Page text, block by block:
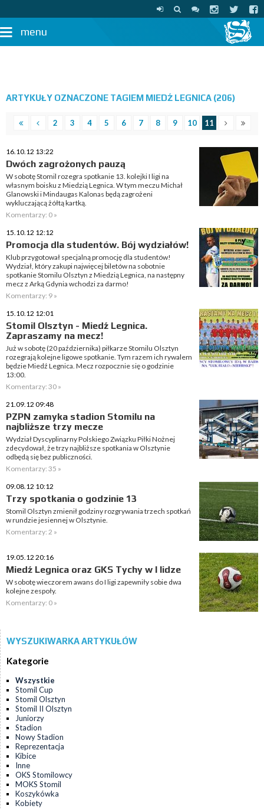
menu
ARTYKUŁY OZNACZONE TAGIEM MIEDŹ LEGNICA (206)
2 3 4 5 6 7 8 9 10 11
16.10.12 13:22
Dwóch zagrożonych pauzą
W sobotę Stomil rozegra spotkanie 13. kolejki I ligi na
własnym boisku z Miedzią Legnica. W tym meczu Michał
Glanowski i Mindaugas Kalonas będą zagrożeni
wykluczającą żółtą kartką.
Komentarzy: 0 »
15.10.12 12:12
Promocja dla studentów. Bój wydziałów!
Klub przygotował specjalną promocję dla studentów!
Wydział, który zakupi najwięcej biletów na sobotnie
spotkanie Stomilu Olsztyn z Miedzią Legnica, na następny
mecz z Arką Gdynia wchodzi za darmo!
Komentarzy: 9 »
15.10.12 12:01
Stomil Olsztyn - Miedź Legnica.
Zapraszamy na mecz!
Już w sobotę (20 października) piłkarze Stomilu Olsztyn
rozegrają kolejne ligowe spotkanie. Tym razem ich rywalem
będzie Miedź Legnica. Mecz rozpocznie się o godzinie
13:00.
Komentarzy: 30 »
21.09.12 09:48
PZPN zamyka stadion Stomilu na
najbliższe trzy mecze
Wydział Dyscyplinarny Polskiego Związku Piłki Nożnej
zdecydował, że trzy najbliższe spotkania w Olsztynie
odbędą się bez publiczności.
Komentarzy: 35 »
09.08.12 10:12
Trzy spotkania o godzinie 13
Stomil Olsztyn zmienił godziny rozgrywania trzech spotkań
w rundzie jesiennej w Olsztynie.
Komentarzy: 2 »
19.05.12 20:16
Miedź Legnica oraz GKS Tychy w I lidze
W sobotę wieczorem awans do I ligi zapewniły sobie dwa
kolejne zespoły.
Komentarzy: 0 »
WYSZUKIWARKA ARTYKUŁÓW
Kategorie
Wszystkie
Stomil Cup
Stomil Olsztyn
Stomil II Olsztyn
Juniorzy
Stadion
Nowy Stadion
Reprezentacja
Kibice
Inne
OKS Stomilowcy
MOKS Stomil
Koszykówka
Kobiety